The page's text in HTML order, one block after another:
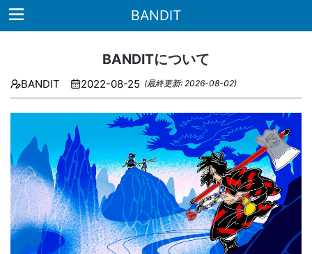
BANDIT
Home
雑
誌
書
籍
BANDITについて
BANDIT 2022-08-25 (最終更新: 2026-08-02)